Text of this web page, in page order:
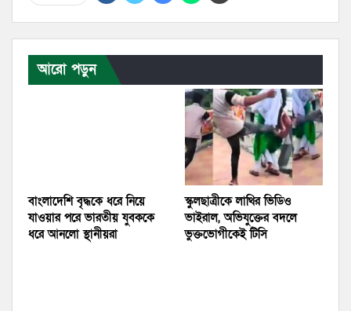
আরো পড়ুন
বাংলাদেশি বৃদ্ধকে ধরে নিয়ে
যাওয়ার পরে ভারতীয় যুবককে
ধরে আনলো স্থানীয়রা
স্কুলছাত্রীকে লাথির ভিডিও
ভাইরাল, অভিযুক্তের বদলে
ভুক্তভোগীকেই টিসি